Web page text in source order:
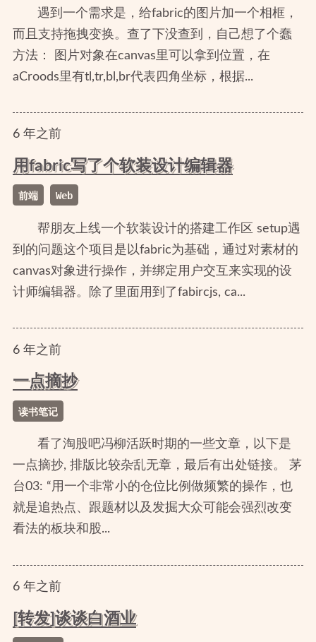
遇到一个需求是，给fabric的图片加一个相框，
而且支持拖拽变换。查了下没查到，自己想了个蠢
方法： 图片对象在canvas里可以拿到位置，在
aCroods里有tl,tr,bl,br代表四角坐标，根据...
6年之前
用fabric写了个软装设计编辑器
前端 Web
帮朋友上线一个软装设计的搭建工作区 setup遇
到的问题这个项目是以fabric为基础，通过对素材的
canvas对象进行操作，并绑定用户交互来实现的设
计师编辑器。除了里面用到了fabircjs, ca...
6年之前
一点摘抄
读书笔记
看了淘股吧冯柳活跃时期的一些文章，以下是
一点摘抄, 排版比较杂乱无章，最后有出处链接。 茅
台03: “用一个非常小的仓位比例做频繁的操作，也
就是追热点、跟题材以及发掘大众可能会强烈改变
看法的板块和股...
6年之前
[转发]谈谈白酒业